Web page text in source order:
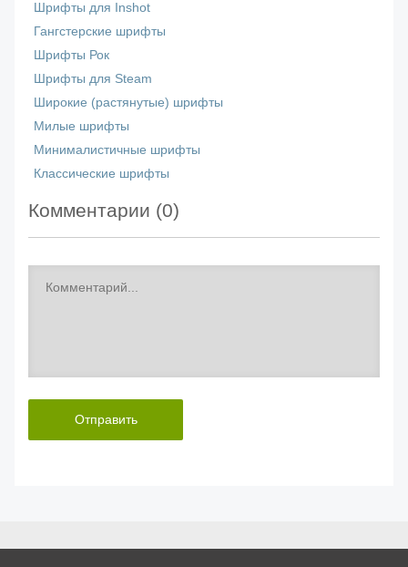
Шрифты для Inshot
Гангстерские шрифты
Шрифты Рок
Шрифты для Steam
Широкие (растянутые) шрифты
Милые шрифты
Минималистичные шрифты
Классические шрифты
Комментарии (0)
Отправить